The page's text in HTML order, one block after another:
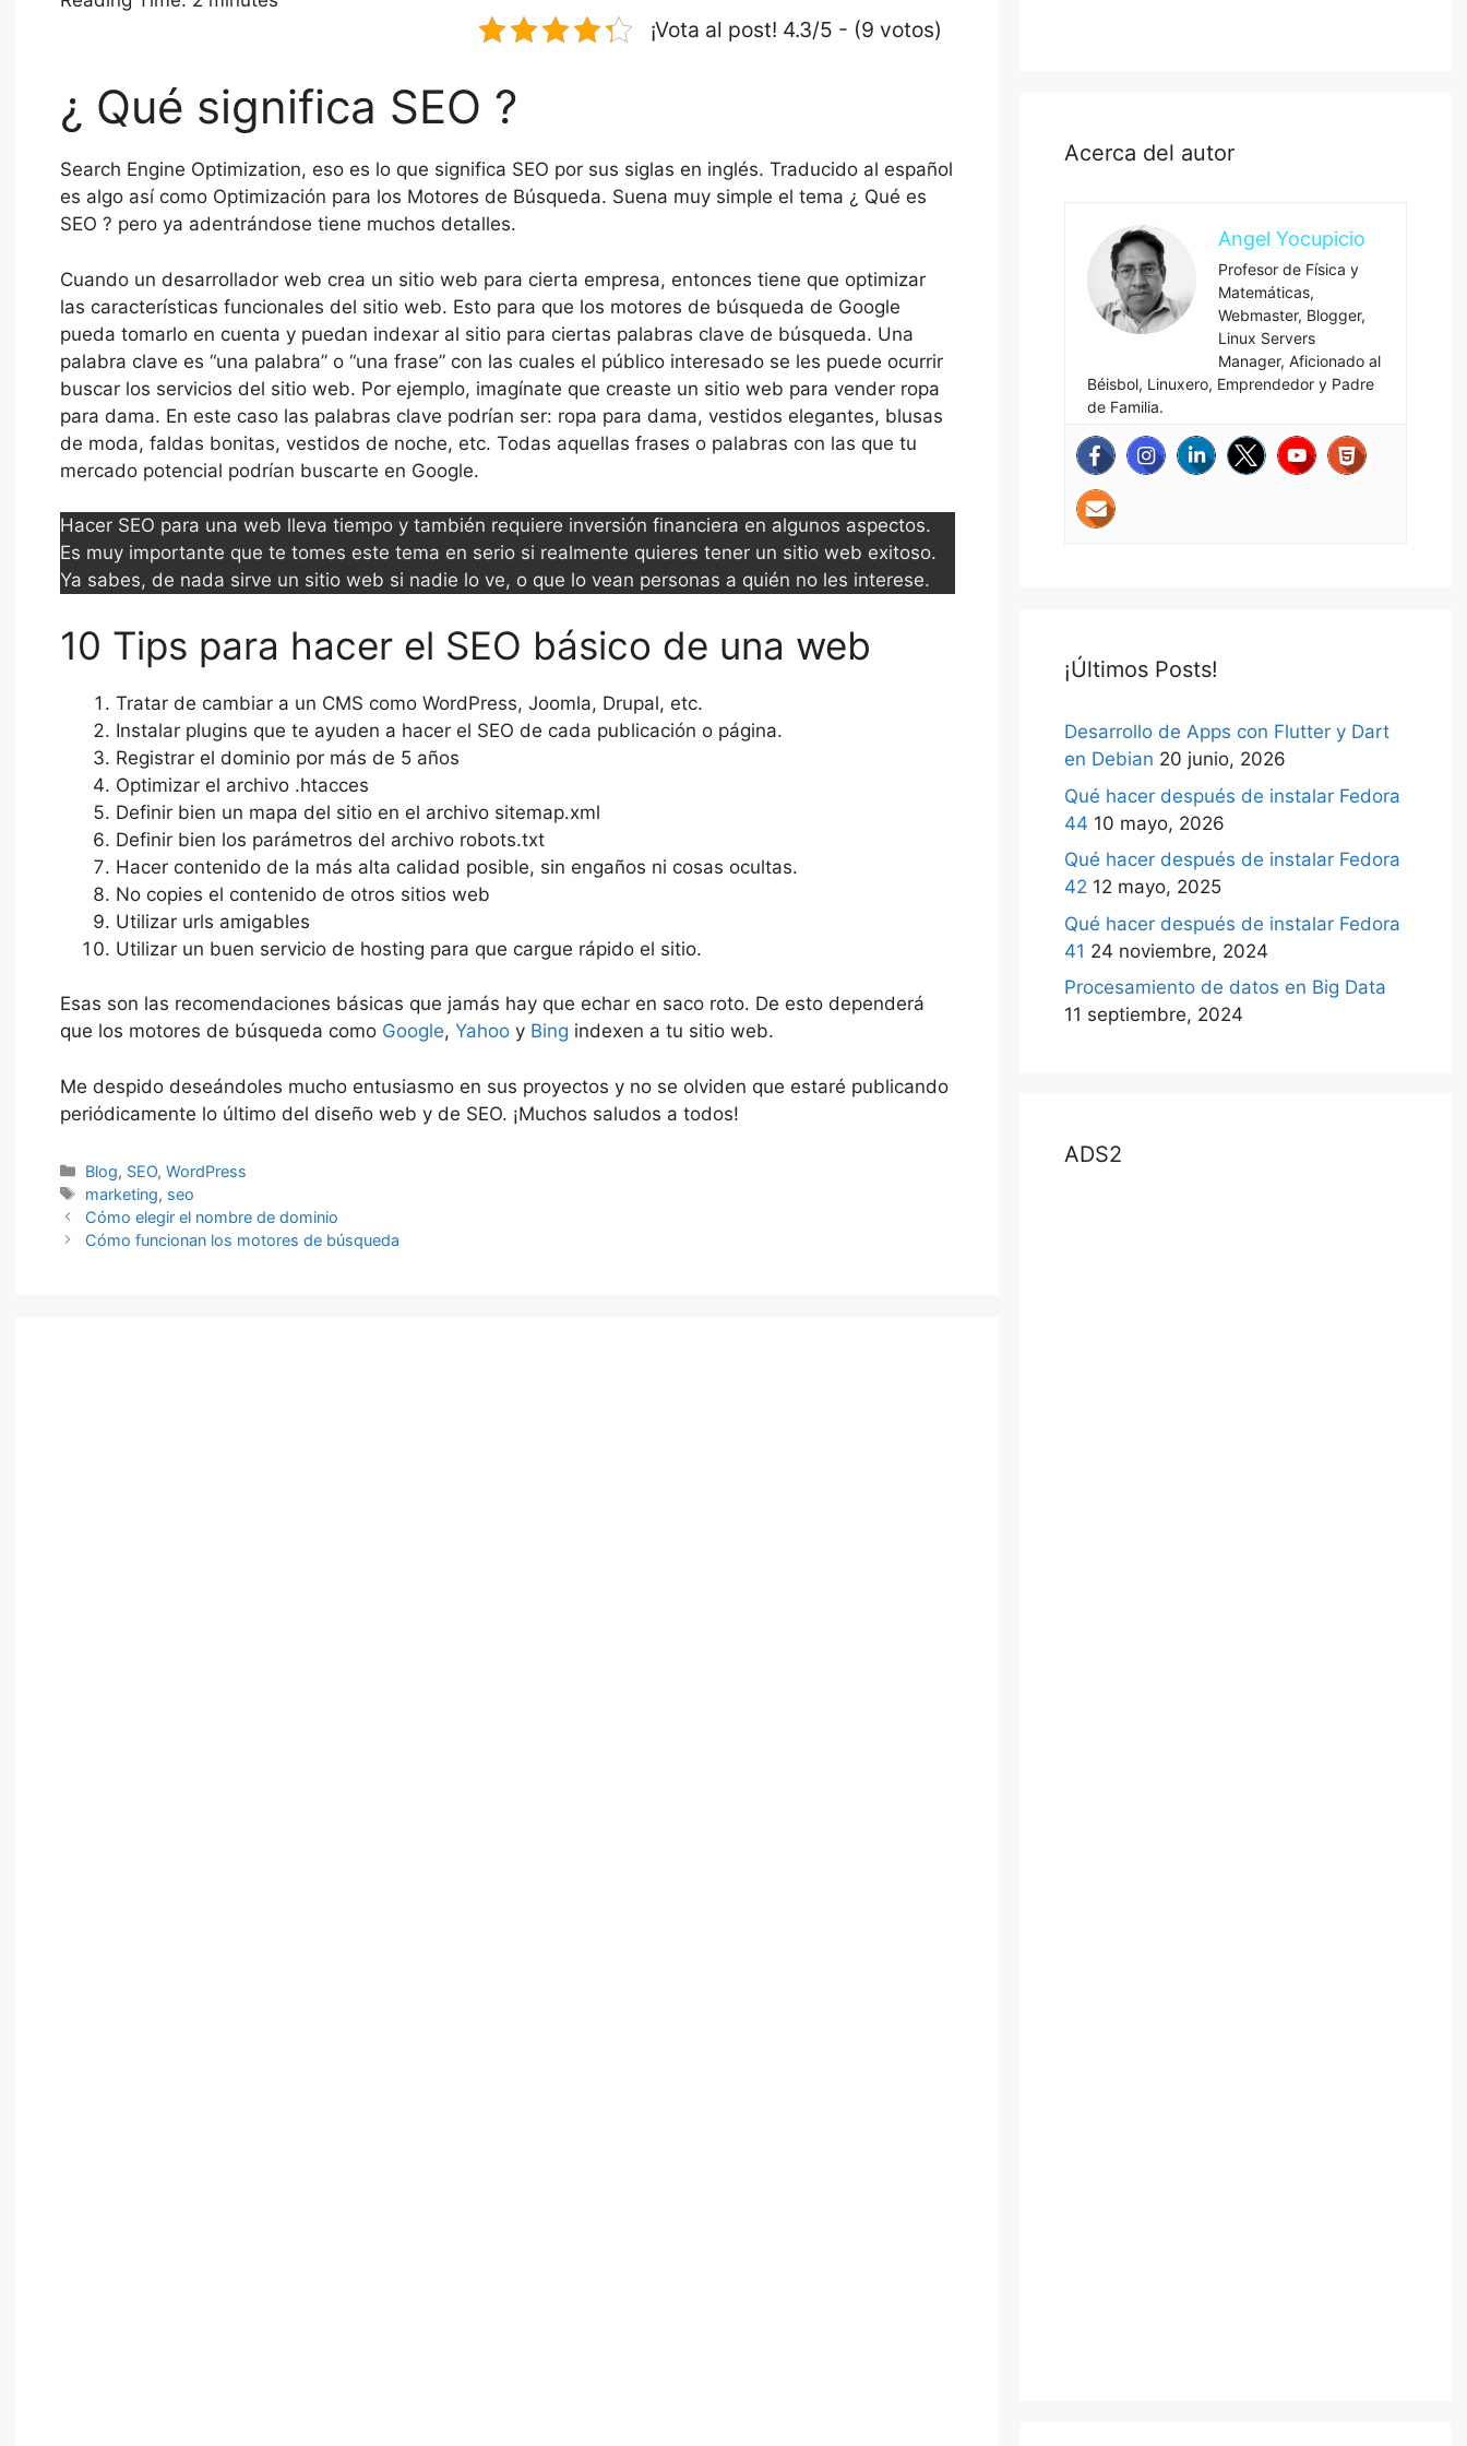
o
o
k
p
p
n
m
n
g
er
l
s p
¡Vota al post! 4.3/5 - (9 votos)
¿ Qué significa SEO ?
Search Engine Optimization, eso es lo que significa SEO por sus siglas en inglés. Traducido al español
es algo así como Optimización para los Motores de Búsqueda. Suena muy simple el tema ¿ Qué es
SEO ? pero ya adentrándose tiene muchos detalles.
Cuando un desarrollador web crea un sitio web para cierta empresa, entonces tiene que optimizar
las características funcionales del sitio web. Esto para que los motores de búsqueda de Google
pueda tomarlo en cuenta y puedan indexar al sitio para ciertas palabras clave de búsqueda. Una
palabra clave es “una palabra” o “una frase” con las cuales el público interesado se les puede ocurrir
buscar los servicios del sitio web. Por ejemplo, imagínate que creaste un sitio web para vender ropa
para dama. En este caso las palabras clave podrían ser: ropa para dama, vestidos elegantes, blusas
de moda, faldas bonitas, vestidos de noche, etc. Todas aquellas frases o palabras con las que tu
mercado potencial podrían buscarte en Google.
Hacer SEO para una web lleva tiempo y también requiere inversión financiera en algunos aspectos.
Es muy importante que te tomes este tema en serio si realmente quieres tener un sitio web exitoso.
Ya sabes, de nada sirve un sitio web si nadie lo ve, o que lo vean personas a quién no les interese.
10 Tips para hacer el SEO básico de una web
Tratar de cambiar a un CMS como WordPress, Joomla, Drupal, etc.
Instalar plugins que te ayuden a hacer el SEO de cada publicación o página.
Registrar el dominio por más de 5 años
Optimizar el archivo .htacces
Definir bien un mapa del sitio en el archivo sitemap.xml
Definir bien los parámetros del archivo robots.txt
Hacer contenido de la más alta calidad posible, sin engaños ni cosas ocultas.
No copies el contenido de otros sitios web
Utilizar urls amigables
Utilizar un buen servicio de hosting para que cargue rápido el sitio.
Esas son las recomendaciones básicas que jamás hay que echar en saco roto. De esto dependerá
que los motores de búsqueda como Google, Yahoo y Bing indexen a tu sitio web.
Me despido deseándoles mucho entusiasmo en sus proyectos y no se olviden que estaré publicando
periódicamente lo último del diseño web y de SEO. ¡Muchos saludos a todos!
Categorías
Blog, SEO,WordPress
Etiquetas
marketing, seo
Cómo elegir el nombre de dominio
Cómo funcionan los motores de búsqueda
Acerca del autor
Angel Yocupicio
Profesor de Física y
Matemáticas,
Webmaster, Blogger,
Linux Servers
Manager, Aficionado al
Béisbol, Linuxero, Emprendedor y Padre
de Familia.
¡Últimos Posts!
Desarrollo de Apps con Flutter y Dart
en Debian 20 junio, 2026
Qué hacer después de instalar Fedora
44 10 mayo, 2026
Qué hacer después de instalar Fedora
42 12 mayo, 2025
Qué hacer después de instalar Fedora
41 24 noviembre, 2024
Procesamiento de datos en Big Data
11 septiembre, 2024
ADS2